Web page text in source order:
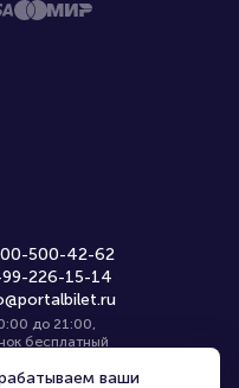
500-42-62
226-15-14
до 21:00,
бесплатный
площадки
ваши